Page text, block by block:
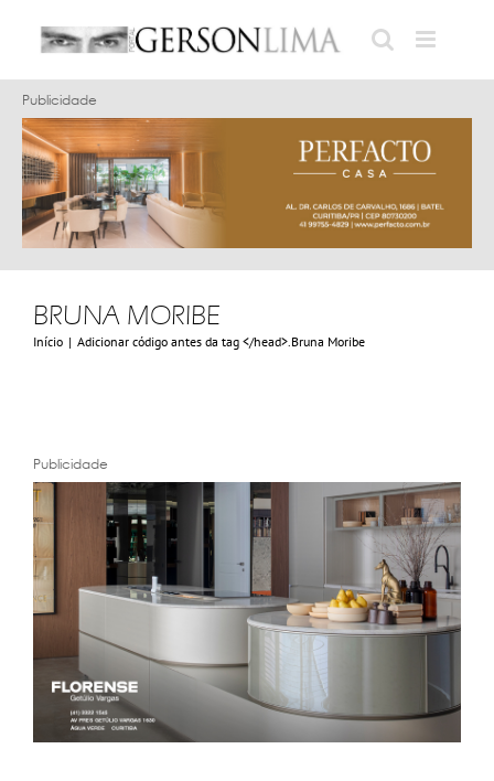
conteúdo
Publicidade
BRUNA MORIBE
Início | Adicionar código antes da tag </head>.Bruna Moribe
Publicidade